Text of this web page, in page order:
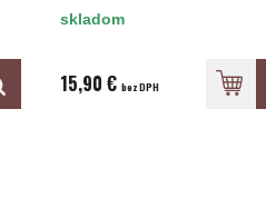
skladom
15,90 €bez DPH